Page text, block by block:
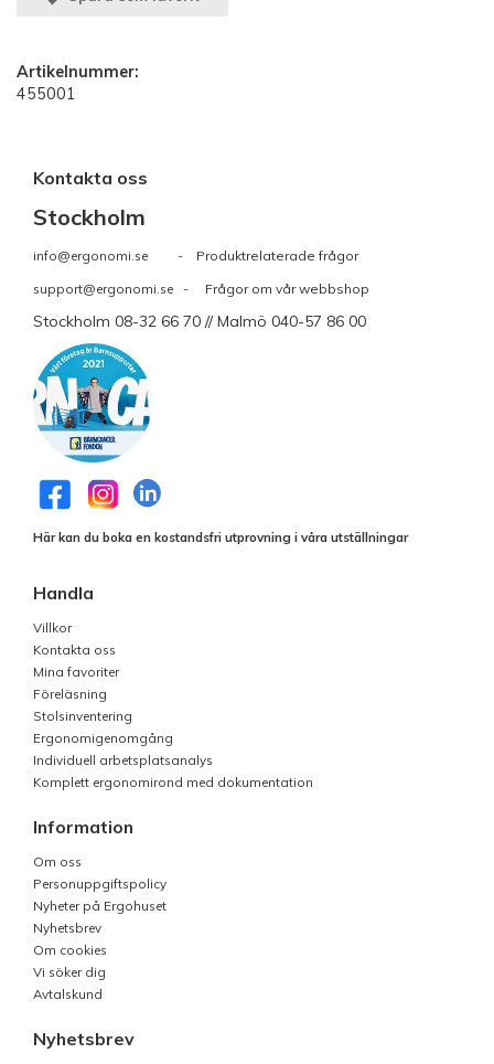
Artikelnummer:
455001
Kontakta oss
Stockholm
info@ergonomi.se - Produktrelaterade frågor
support@ergonomi.se - Frågor om vår webbshop
Stockholm 08-32 66 70 // Malmö 040-57 86 00
Här kan du boka en kostandsfri utprovning i våra utställningar
Handla
Villkor
Kontakta oss
Mina favoriter
Föreläsning
Stolsinventering
Ergonomigenomgång
Individuell arbetsplatsanalys
Komplett ergonomirond med dokumentation
Information
Om oss
Personuppgiftspolicy
Nyheter på Ergohuset
Nyhetsbrev
Om cookies
Vi söker dig
Avtalskund
Nyhetsbrev